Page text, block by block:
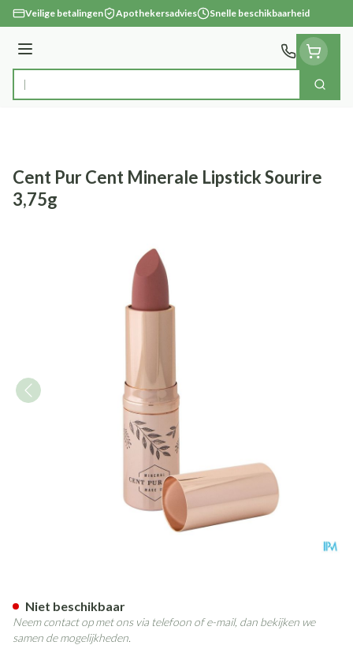
Ga naar de inhoud
Veilige betalingen Apothekersadvies Snelle beschikbaarheid
Menu
Product, merk, categorie... Zoek
Cent Pur Cent Minerale Lipstick Sourire
3,75g
Niet beschikbaar
Neem contact op met ons via telefoon of e-mail, dan bekijken we
samen de mogelijkheden.